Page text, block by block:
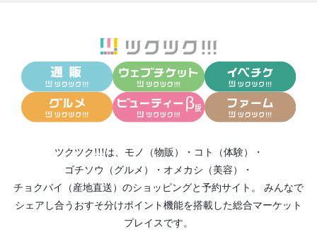
ツクツク!!!は、 モノ（物販） ・ コト（体験）
・
ゴチソウ（グルメ）
・ オメカシ（美容）
・
チョクバイ（産地直送） のショッピングと予約サイト。
みんなで
シェアし合う おすそ分けポイント機能を搭載した総合マーケット
プレイスです。